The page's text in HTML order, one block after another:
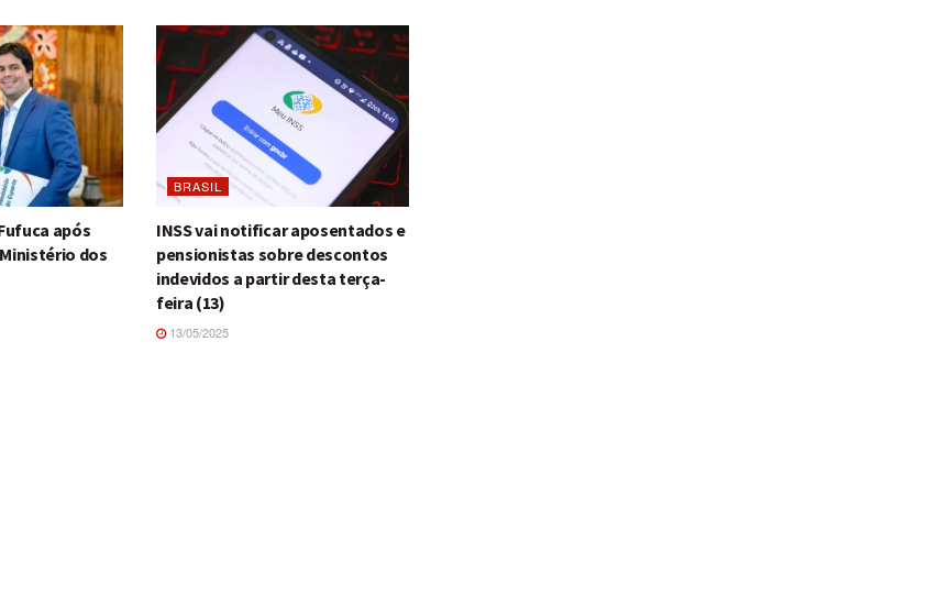
após
dos
BRASIL
INSS vai notificar aposentados e
pensionistas sobre descontos
indevidos a partir desta terça-
feira (13)
13/05/2025